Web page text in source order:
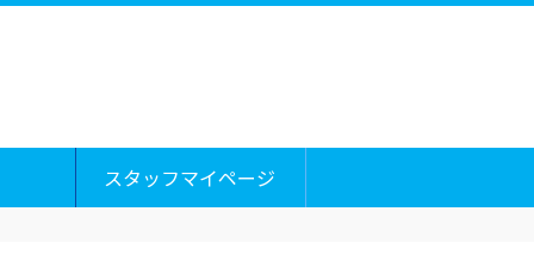
スタッフマイページ